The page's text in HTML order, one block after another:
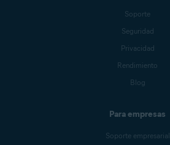
Soporte
Seguridad
Privacidad
Rendimiento
Blog
Para empresas
Soporte empresarial